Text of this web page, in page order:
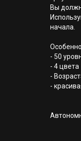
Вы
начала.
- 50
- 4 цвета
-
-